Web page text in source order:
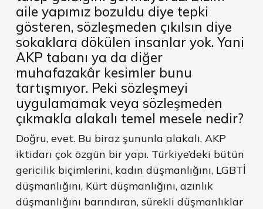
aile yapımız bozuldu diye tepki
gösteren, sözleşmeden çıkılsın diye
sokaklara dökülen insanlar yok. Yani
AKP tabanı ya da diğer
muhafazakâr kesimler bunu
tartışmıyor. Peki sözleşmeyi
uygulamamak veya sözleşmeden
çıkmakla alakalı temel mesele nedir?
Doğru, evet. Bu biraz şununla alakalı, AKP
iktidarı çok özgün bir yapı. Türkiye’deki bütün
gericilik biçimlerini, kadın düşmanlığını, LGBTİ
düşmanlığını, Kürt düşmanlığını, azınlık
düşmanlığını barındıran, sürekli düşmanlıklar